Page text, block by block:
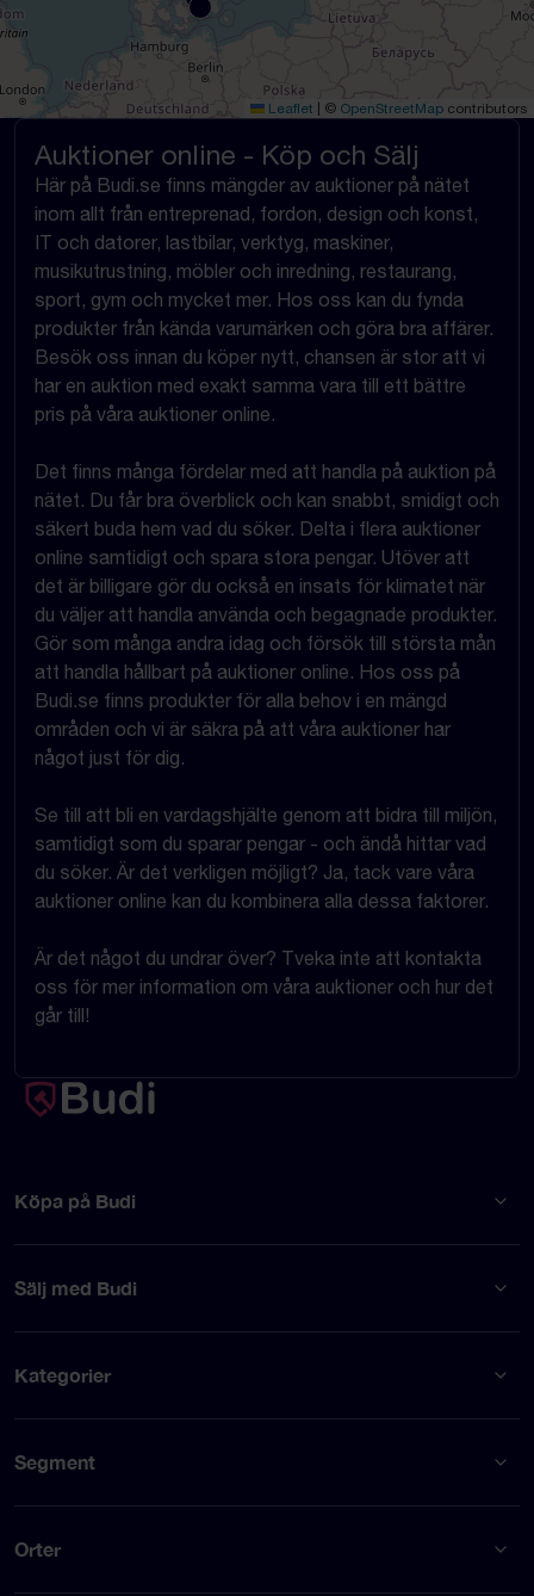
Leaflet © OpenStreetMap contributors
Auktioner online - Köp och Sälj
Här på Budi.se finns mängder av auktioner på nätet
inom allt från entreprenad, fordon, design och konst,
IT och datorer, lastbilar, verktyg, maskiner,
musikutrustning, möbler och inredning, restaurang,
sport, gym och mycket mer. Hos oss kan du fynda
produkter från kända varumärken och göra bra affärer.
Besök oss innan du köper nytt, chansen är stor att vi
har en auktion med exakt samma vara till ett bättre
pris på våra auktioner online.
Det finns många fördelar med att handla på auktion på
nätet. Du får bra överblick och kan snabbt, smidigt och
säkert buda hem vad du söker. Delta i flera auktioner
online samtidigt och spara stora pengar. Utöver att
det är billigare gör du också en insats för klimatet när
du väljer att handla använda och begagnade produkter.
Gör som många andra idag och försök till största mån
att handla hållbart på auktioner online. Hos oss på
Budi.se finns produkter för alla behov i en mängd
områden och vi är säkra på att våra auktioner har
något just för dig.
Se till att bli en vardagshjälte genom att bidra till miljön,
samtidigt som du sparar pengar - och ändå hittar vad
du söker. Är det verkligen möjligt? Ja, tack vare våra
auktioner online kan du kombinera alla dessa faktorer.
Är det något du undrar över? Tveka inte att kontakta
oss för mer information om våra auktioner och hur det
går till!
Köpa på Budi
Sälj med Budi
Kategorier
Segment
Orter